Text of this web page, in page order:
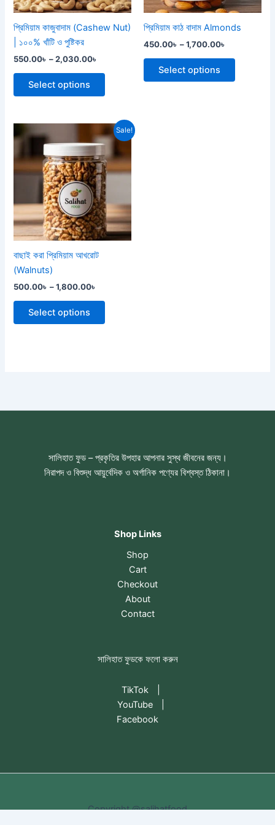
প্রিমিয়াম কাজুবাদাম (Cashew Nut)
| ১০০% খাঁটি ও পুষ্টিকর
550.00৳ – 2,030.00৳
Select options
may
chosen
page
প্রিমিয়াম কাঠ বাদাম Almonds
450.00৳ –1,700.00৳
Select options
may
chosen
product
Sale!
বাছাই করা প্রিমিয়াম আখরোট
(Walnuts)
500.00৳ – 1,800.00৳
Price
range:
500.00৳
through
1,800.00৳
Select options
This
product
has
multiple
variants.
The
options
may
page
সালিহাত ফুড – প্রকৃতির উপহার আপনার সুস্থ জীবনের জন্য।
নিরাপদ ও বিশুদ্ধ আয়ুর্বেদিক ও অর্গানিক পণ্যের বিশ্বস্ত ঠিকানা।
Shop Links
Shop
Cart
Checkout
About
Contact
সালিহাত ফুডকে ফলো করুন
TikTok
YouTube
Facebook
Copyright @salihatfood